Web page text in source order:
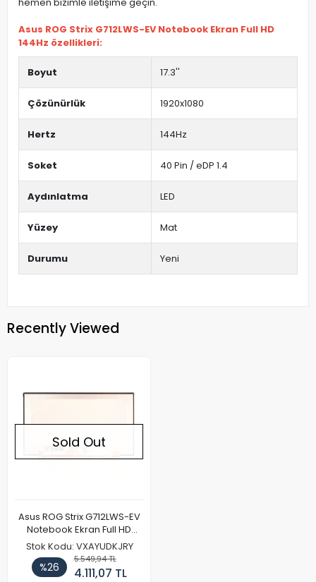
Asus ROG Strix G712LWS-EV Notebook Ekran Full HD
144Hz özellikleri:
Boyut 17.3''
Çözünürlük 1920x1080
Hertz 144Hz
Soket 40 Pin / eDP 1.4
Aydınlatma LED
Yüzey Mat
Durumu Yeni
Recently Viewed
Sold Out
Asus ROG Strix G712LWS-EV
Notebook Ekran Full HD
144Hz
Stok Kodu: VXAYUDKJRY
%26
5.549,94 TL
4.111,07 TL